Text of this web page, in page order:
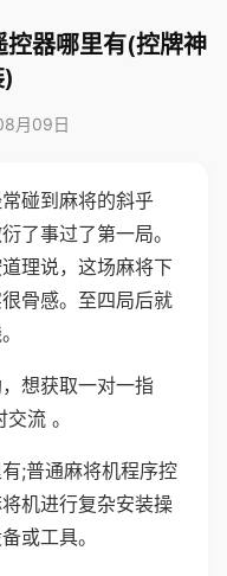
控器哪里有(控牌神
月09日
碰到麻将的斜乎
了事过了第一局。
理说，这场麻将下
骨感。至四局后就
想获取一对一指
流 。
;普通麻将机程序控
机进行复杂安装操
或工具。